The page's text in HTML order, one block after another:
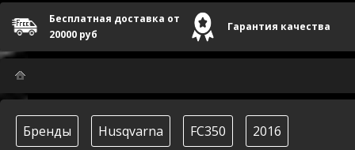
Бренды Husqvarna FC350 2016
Бесплатная доставка от
20000 руб
Гарантия качества